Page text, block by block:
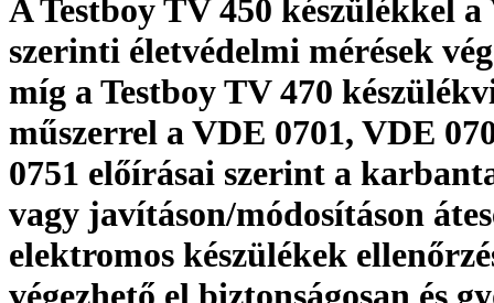
A Testboy TV 450 készülékkel a
szerinti életvédelmi mérések
míg a Testboy TV 470
műszerrel a VDE 0701, VDE
0751 előírásai szerint a
vagy javításon/módosításon
elektromos készülékek
végezhető el biztonságosan és